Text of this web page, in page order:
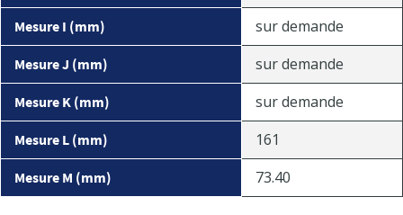
Mesure I (mm) sur demande
Mesure J (mm) sur demande
Mesure K (mm) sur demande
Mesure L (mm) 161
Mesure M (mm) 73.40